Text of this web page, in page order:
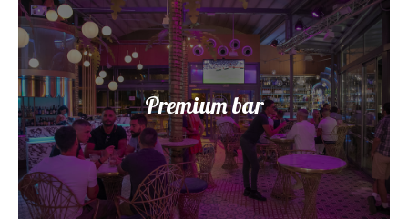
Premium bar